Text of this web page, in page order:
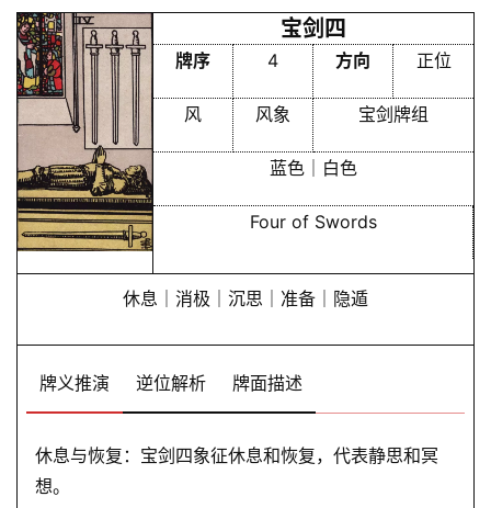
宝剑四
牌序 4 方向 正位
风 风象 宝剑牌组
蓝色｜白色
Four of Swords
休息｜消极｜沉思｜准备｜隐遁
牌义推演 逆位解析 牌面描述
休息与恢复：宝剑四象征休息和恢复，代表静思和冥
想。